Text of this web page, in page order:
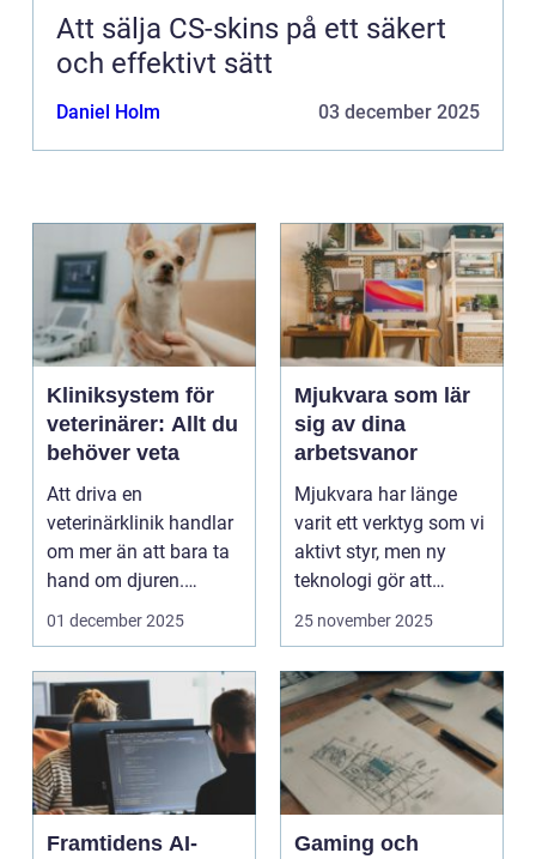
Att sälja CS-skins på ett säkert
och effektivt sätt
Daniel Holm 03 december 2025
Kliniksystem för
veterinärer: Allt du
behöver veta
Att driva en
veterinärklinik handlar
om mer än att bara ta
hand om djuren.
Administrativa ...
01 december 2025
Mjukvara som lär
sig av dina
arbetsvanor
Mjukvara har länge
varit ett verktyg som vi
aktivt styr, men ny
teknologi gör att
program ...
25 november 2025
Framtidens AI-
Gaming och